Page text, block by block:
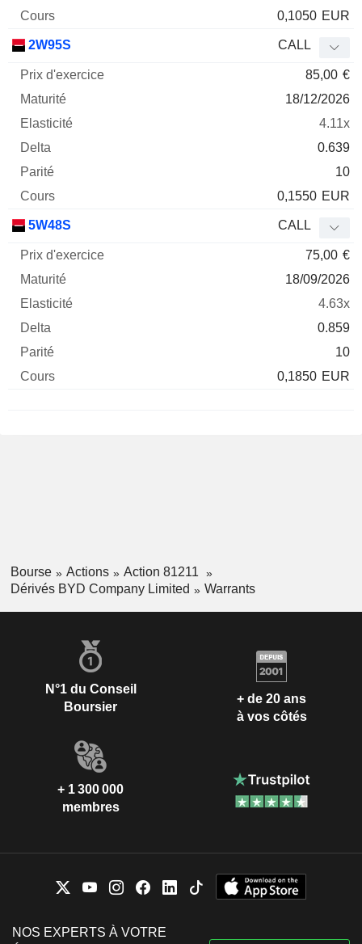
0,1050 EUR
2W95S CALL
85,00 €
18/12/2026
4.11x
0.639
10
0,1550 EUR
5W48S CALL
75,00 €
18/09/2026
4.63x
0.859
10
0,1850 EUR
Bourse Actions
Action 81211
Dérivés BYD Company Limited
Warrants
N°1 du Conseil
Boursier
+ de 20 ans
à vos côtés
+ 1 300 000
membres
NOS EXPERTS À VOTRE